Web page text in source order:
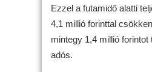
Ezzel a futamidő alatti
4,1 millió forinttal
mintegy 1,4 millió
adós.